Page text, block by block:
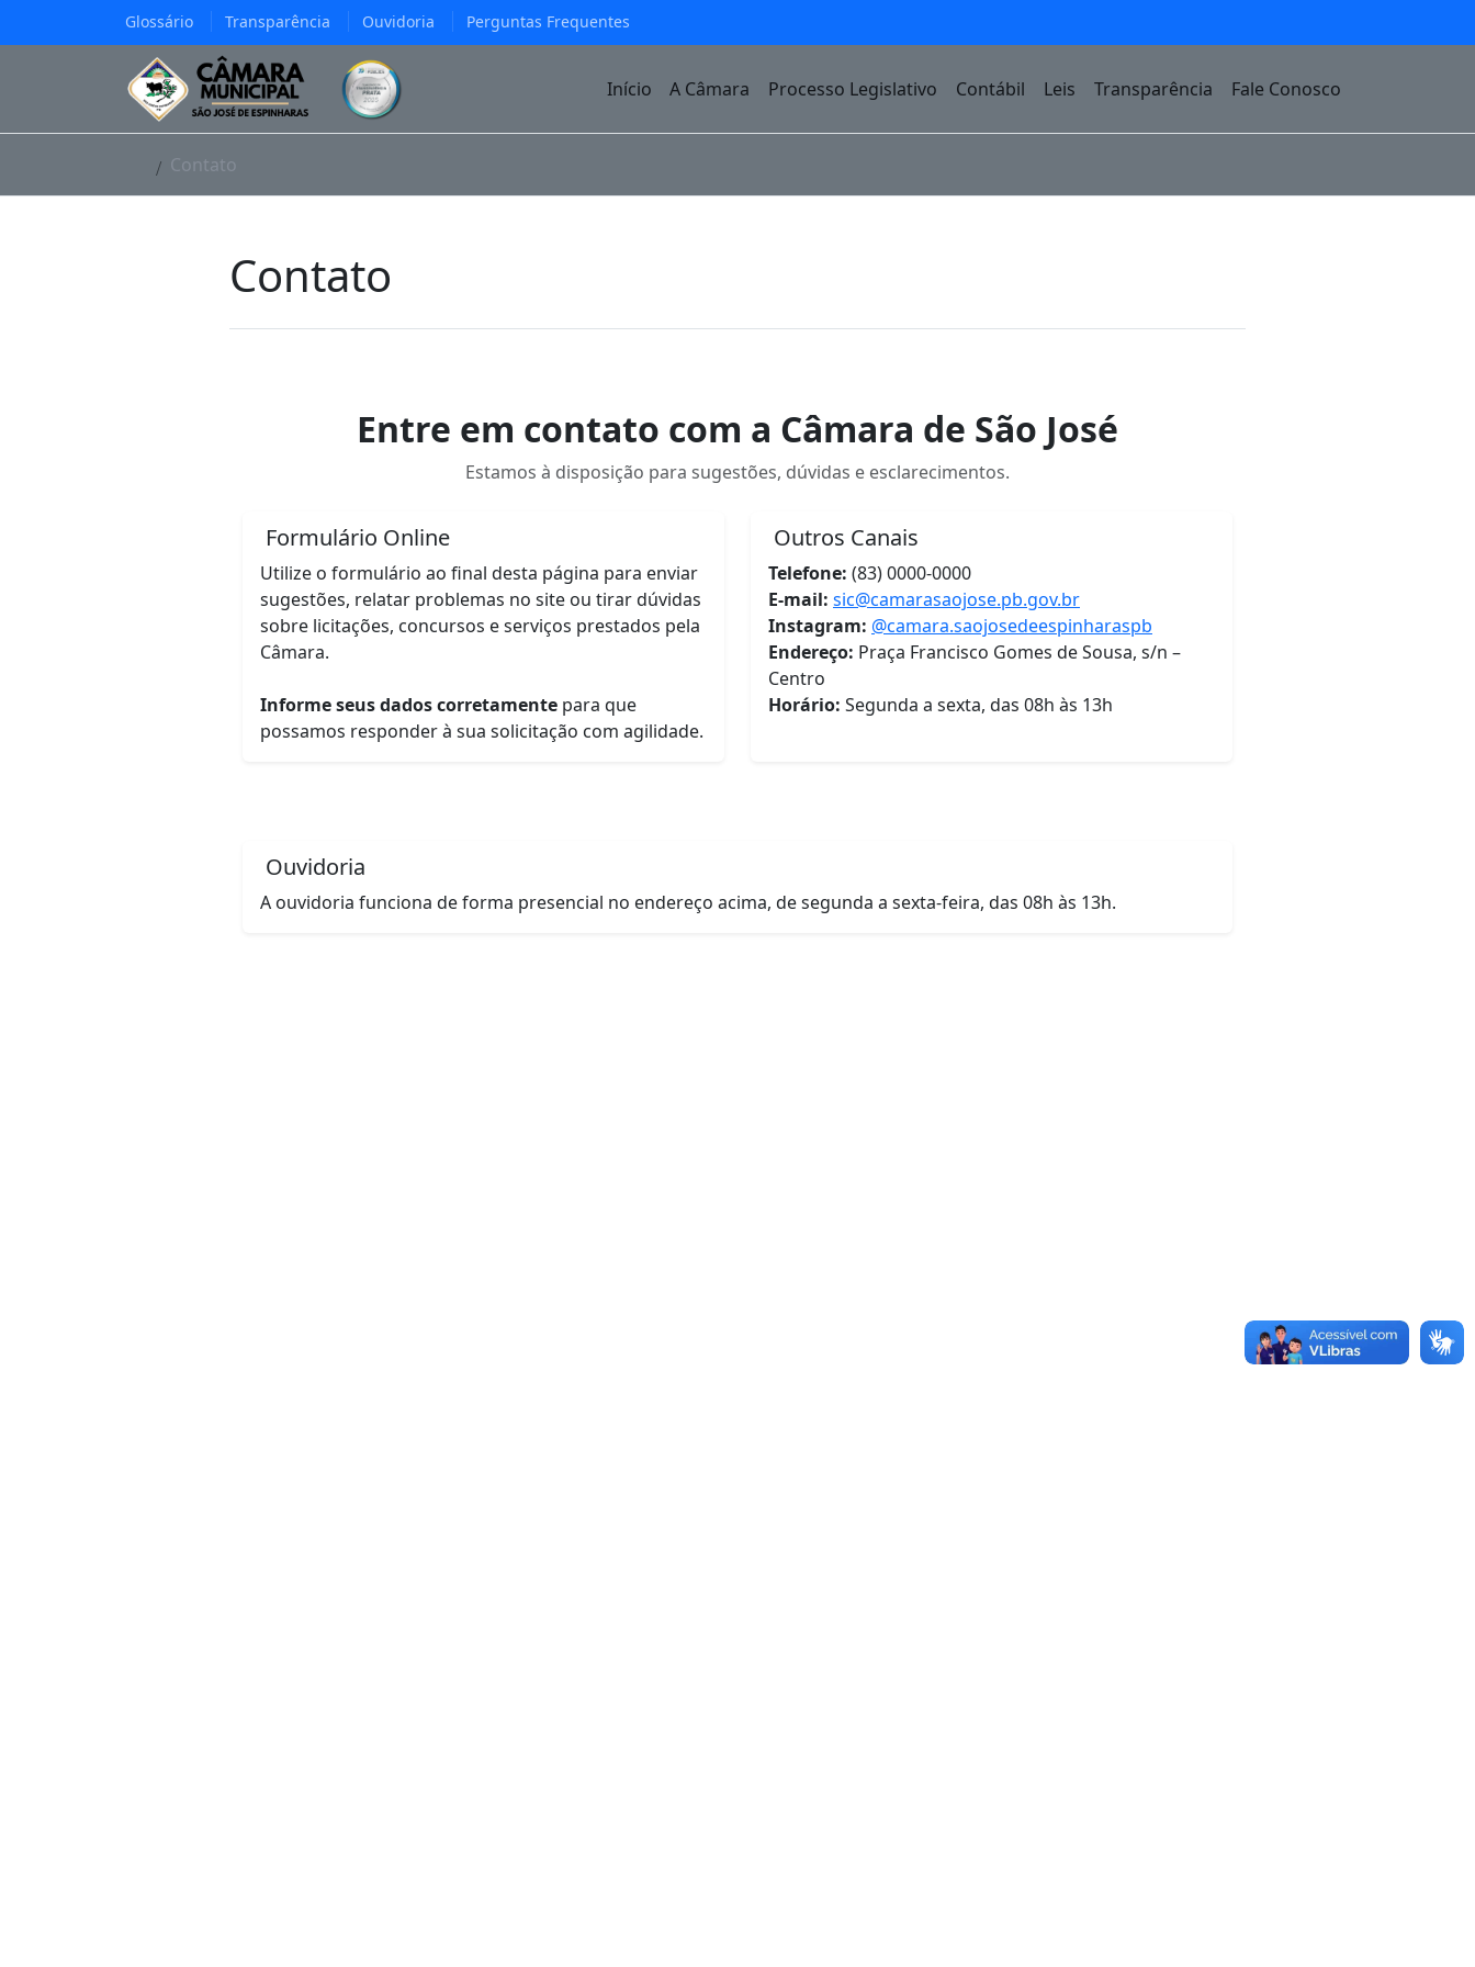
Glossário Transparência Ouvidoria Perguntas Frequentes
Início A Câmara Processo Legislativo Contábil Leis Transparência Fale Conosco
Contato
Contato
Entre em contato com a Câmara de São José
Estamos à disposição para sugestões, dúvidas e esclarecimentos.
Formulário Online
Utilize o formulário ao final desta página para enviar
sugestões, relatar problemas no site ou tirar dúvidas
sobre licitações, concursos e serviços prestados pela
Câmara.
Informe seus dados corretamente para que
possamos responder à sua solicitação com agilidade.
Outros Canais
Telefone: (83) 0000-0000
E-mail: sic@camarasaojose.pb.gov.br
Instagram: @camara.saojosedeespinharaspb
Endereço: Praça Francisco Gomes de Sousa, s/n –
Centro
Horário: Segunda a sexta, das 08h às 13h
Ouvidoria
A ouvidoria funciona de forma presencial no endereço acima, de segunda a sexta-feira, das 08h às 13h.